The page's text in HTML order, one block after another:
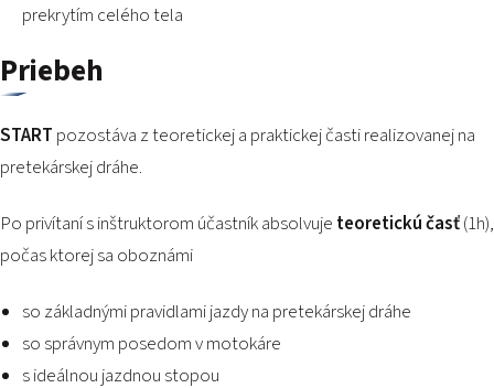
prekrytím celého tela
Priebeh
START pozostáva z teoretickej a praktickej časti realizovanej na
pretekárskej dráhe.
Po privítaní s inštruktorom účastník absolvuje teoretickú časť(1h),
počas ktorej sa oboznámi
so základnými pravidlami jazdy na pretekárskej dráhe
so správnym posedom v motokáre
s ideálnou jazdnou stopou